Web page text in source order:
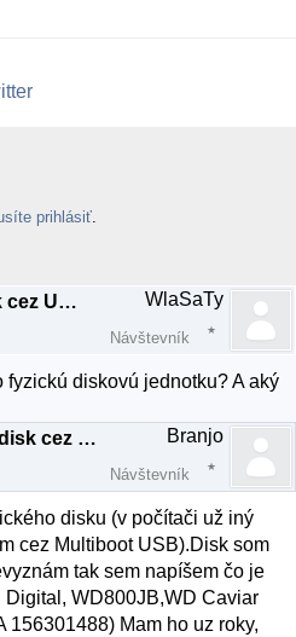
prihlásiť
Re: Formátoval som disk cez Ubuntu a teraz ho nerozpozná ani Linux ani Widows WlaSaTy
Návštevník
diskovú jednotku? A aký
Re: Formátoval som disk cez Ubuntu a teraz ho nerozpozná ani Linux ani Widows
Branjo
Návštevník
disku (v počítači už iný
cez Multiboot USB).Disk som
tak sem napíšem čo je
Digital, WD800JB,WD Caviar
156301488) Mam ho uz roky,